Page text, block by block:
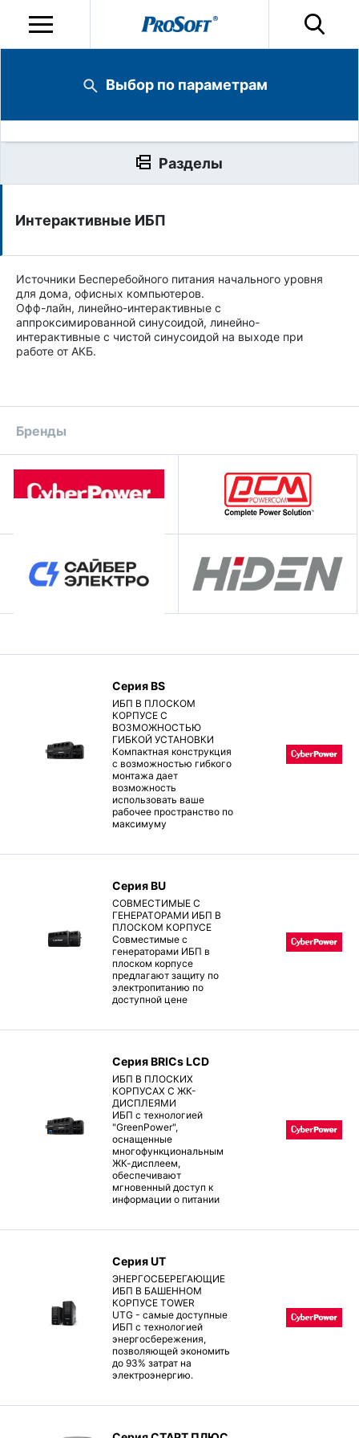
Интерактивные ИБП
Источники Бесперебойного питания начального уровня
для дома, офисных компьютеров.
Офф-лайн, линейно-интерактивные с
аппроксимированной синусоидой, линейно-
интерактивные с чистой синусоидой на выходе при
работе от АКБ.
Бренды
Серия BS
ИБП В ПЛОСКОМ
КОРПУСЕ С
ВОЗМОЖНОСТЬЮ
ГИБКОЙ УСТАНОВКИ
Компактная конструкция
с возможностью гибкого
монтажа дает
возможность
использовать ваше
рабочее пространство по
максимуму
Серия BU
СОВМЕСТИМЫЕ С
ГЕНЕРАТОРАМИ ИБП В
ПЛОСКОМ КОРПУСЕ
Совместимые с
генераторами ИБП в
плоском корпусе
предлагают защиту по
электропитанию по
доступной цене
Серия BRICs LCD
ИБП В ПЛОСКИХ
КОРПУСАХ С ЖК-
ДИСПЛЕЯМИ
ИБП с технологией
"GreenPower",
оснащенные
многофункциональным
ЖК-дисплеем,
обеспечивают
мгновенный доступ к
информации о питании
Серия UT
ЭНЕРГОСБЕРЕГАЮЩИЕ
ИБП В БАШЕННОМ
КОРПУСЕ TOWER
UTG - самые доступные
ИБП с технологией
энергосбережения,
позволяющей экономить
до 93% затрат на
электроэнергию.
Выбор по параметрам
Разделы